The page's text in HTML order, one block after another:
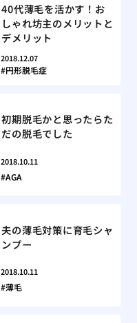
40代薄毛を活かす！お
しゃれ坊主のメリットと
デメリット
2018.12.07
円形脱毛症
初期脱毛かと思ったらた
だの脱毛でした
2018.10.11
AGA
夫の薄毛対策に育毛シャ
ンプー
2018.10.11
薄毛